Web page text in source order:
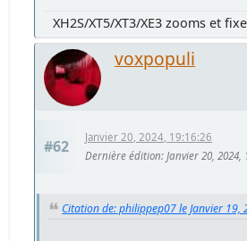
XH2S/XT5/XT3/XE3 zooms et fixe
voxpopuli
#62
Janvier 20, 2024, 19:16:26
Dernière édition: Janvier 20,
Citation de: philippep07 le Janvier 19,